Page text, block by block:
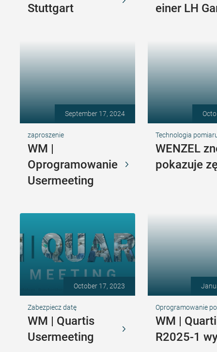
Stuttgart
einer LH
September 17, 2024
zaproszenie
WM |
Oprogramowanie
Usermeeting
Technologia
WENZEL
pokazuje
October 17, 2023
Zabezpiecz datę
WM | Quartis
Usermeeting
Oprogramowanie
WM |
R2025-1